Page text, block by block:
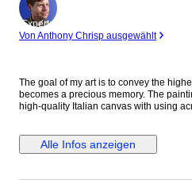
Experte
Von Anthony Chrisp ausgewählt
The goal of my art is to convey the
becomes a precious memory. The painting "In Mom's Arms" is painted on
high-quality Italian canvas with using
The painting radiates incredible
is the center and support, and the
Alle Infos anzeigen